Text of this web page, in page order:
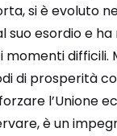
si è evoluto
suo esordio e
difficili.
di prosperità
l’Unione
è un